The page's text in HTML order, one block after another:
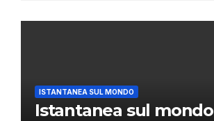
ISTANTANEA SUL MONDO
Istantanea sul mondo